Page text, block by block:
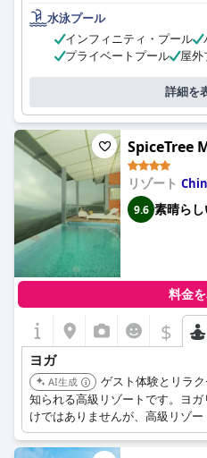
水泳プール
インフィニティ・プール
プライベートプール
屋外
詳細を
SpiceTree
リゾート
9.6 素晴ら
料金
$
ヨガ
AI生成
ゲスト体験とリラ
知られる高級リゾートです。ヨ
けではありませんが、高級リゾ
ルネスプログラムの一環として
よくあります。